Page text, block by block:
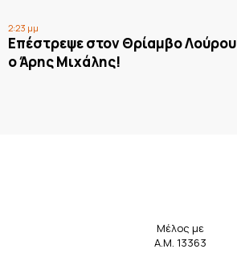
2:23 μμ
Επέστρεψε στον Θρίαμβο Λούρου
ο Άρης Μιχάλης!
Μέλος με
Α.Μ. 13363